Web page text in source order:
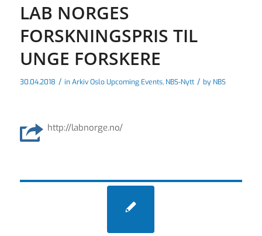
LAB NORGES
FORSKNINGSPRIS TIL
UNGE FORSKERE
30.04.2018 / inArkiv Oslo Upcoming Events, NBS-Nytt / by NBS
http://labnorge.no/